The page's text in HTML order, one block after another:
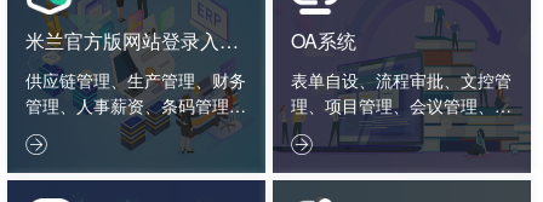
米兰官方版网站登录入口-
米兰online（中国）
供应链管理、生产管理、财务
管理、人事薪资、条码管理、
智造看板。

OA系统
表单自设、流程审批、文控管
理、项目管理、会议管理、外
勤管理、绩效管理。
